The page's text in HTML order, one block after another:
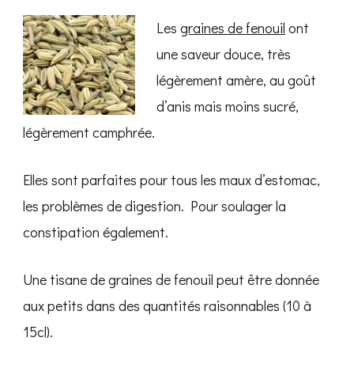
Les graines de fenouil ont
une saveur douce, très
légèrement amère, au goût
d’anis mais moins sucré,
légèrement camphrée.
Elles sont parfaites pour tous les maux d’estomac,
les problèmes de digestion. Pour soulager la
constipation également.
Une tisane de graines de fenouil peut être donnée
aux petits dans des quantités raisonnables (10 à
15cl).